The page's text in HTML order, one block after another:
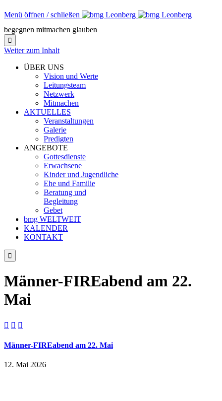
Menü öffnen / schließen
begegnen mitmachen glauben

Weiter zum Inhalt
ÜBER UNS
Vision und Werte
Leitungsteam
Netzwerk
Mitmachen
AKTUELLES
Veranstaltungen
Galerie
Predigten
ANGEBOTE
Gottesdienste
Erwachsene
Kinder und Jugendliche
Ehe und Familie
Beratung und
Begleitung
Gebet
bmg WELTWEIT
KALENDER
KONTAKT

Männer-FIREabend am 22.
Mai
  
Männer-FIREabend am 22. Mai
12. Mai 2026